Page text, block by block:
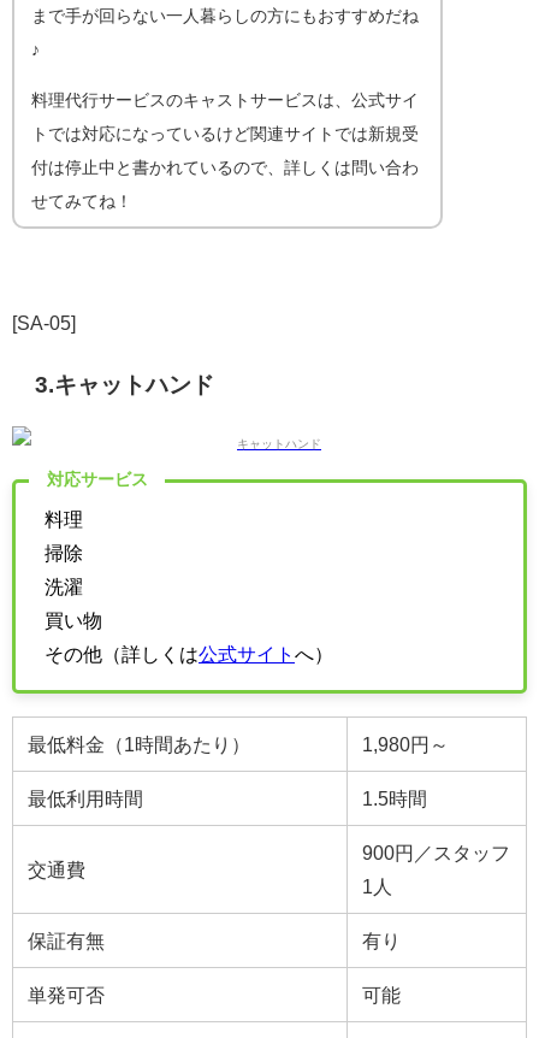
まで手が回らない一人暮らしの方にもおすすめだね
♪
料理代行サービスのキャストサービスは、公式サイ
トでは対応になっているけど関連サイトでは新規受
付は停止中と書かれているので、詳しくは問い合わ
せてみてね！
[SA-05]
3.キャットハンド
対応サービス
料理
掃除
洗濯
買い物
その他（詳しくは公式サイト へ）
最低料金（1時間あたり） 1,980円～
最低利用時間 1.5時間
交通費
900円／スタッフ
1人
保証有無 有り
単発可否 可能